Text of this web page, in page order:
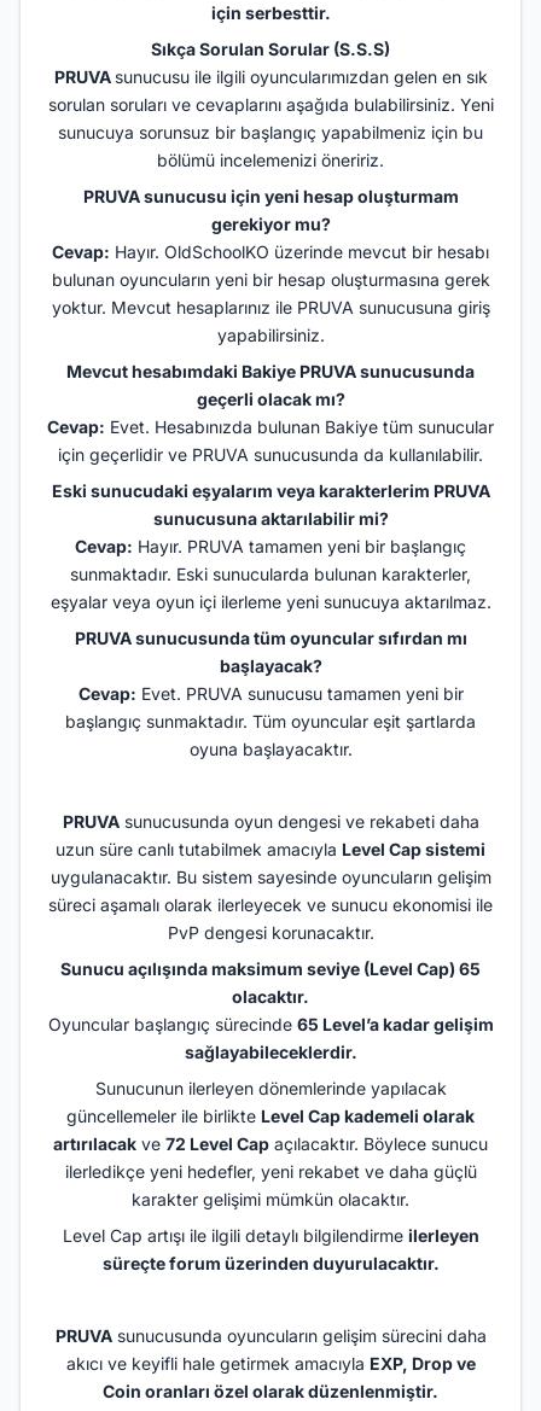
için serbesttir.
Sıkça Sorulan Sorular (S.S.S)
PRUVA sunucusu ile ilgili oyuncularımızdan gelen en sık
sorulan soruları ve cevaplarını aşağıda bulabilirsiniz. Yeni
sunucuya sorunsuz bir başlangıç yapabilmeniz için bu
bölümü incelemenizi öneririz.
PRUVA sunucusu için yeni hesap oluşturmam
gerekiyor mu?
Cevap: Hayır. OldSchoolKO üzerinde mevcut bir hesabı
bulunan oyuncuların yeni bir hesap oluşturmasına gerek
yoktur. Mevcut hesaplarınız ile PRUVA sunucusuna giriş
yapabilirsiniz.
Mevcut hesabımdaki Bakiye PRUVA sunucusunda
geçerli olacak mı?
Cevap: Evet. Hesabınızda bulunan Bakiye tüm sunucular
için geçerlidir ve PRUVA sunucusunda da kullanılabilir.
Eski sunucudaki eşyalarım veya karakterlerim PRUVA
sunucusuna aktarılabilir mi?
Cevap: Hayır. PRUVA tamamen yeni bir başlangıç
sunmaktadır. Eski sunucularda bulunan karakterler,
eşyalar veya oyun içi ilerleme yeni sunucuya aktarılmaz.
PRUVA sunucusunda tüm oyuncular sıfırdan mı
başlayacak?
Cevap: Evet. PRUVA sunucusu tamamen yeni bir
başlangıç sunmaktadır. Tüm oyuncular eşit şartlarda
oyuna başlayacaktır.
PRUVAsunucusunda oyun dengesi ve rekabeti daha
uzun süre canlı tutabilmek amacıyla Level Cap sistemi
uygulanacaktır. Bu sistem sayesinde oyuncuların gelişim
süreci aşamalı olarak ilerleyecek ve sunucu ekonomisi ile
PvP dengesi korunacaktır.
Sunucu açılışında maksimum seviye (Level Cap) 65
olacaktır.
Oyuncular başlangıç sürecinde 65 Level’a kadar gelişim
sağlayabileceklerdir.
Sunucunun ilerleyen dönemlerinde yapılacak
güncellemeler ile birlikte Level Cap kademeli olarak
artırılacak ve 72 Level Cap açılacaktır. Böylece sunucu
ilerledikçe yeni hedefler, yeni rekabet ve daha güçlü
karakter gelişimi mümkün olacaktır.
Level Cap artışı ile ilgili detaylı bilgilendirme ilerleyen
süreçte forum üzerinden duyurulacaktır.
PRUVAsunucusunda oyuncuların gelişim sürecini daha
akıcı ve keyifli hale getirmek amacıyla EXP, Drop ve
Coin oranları özel olarak düzenlenmiştir.